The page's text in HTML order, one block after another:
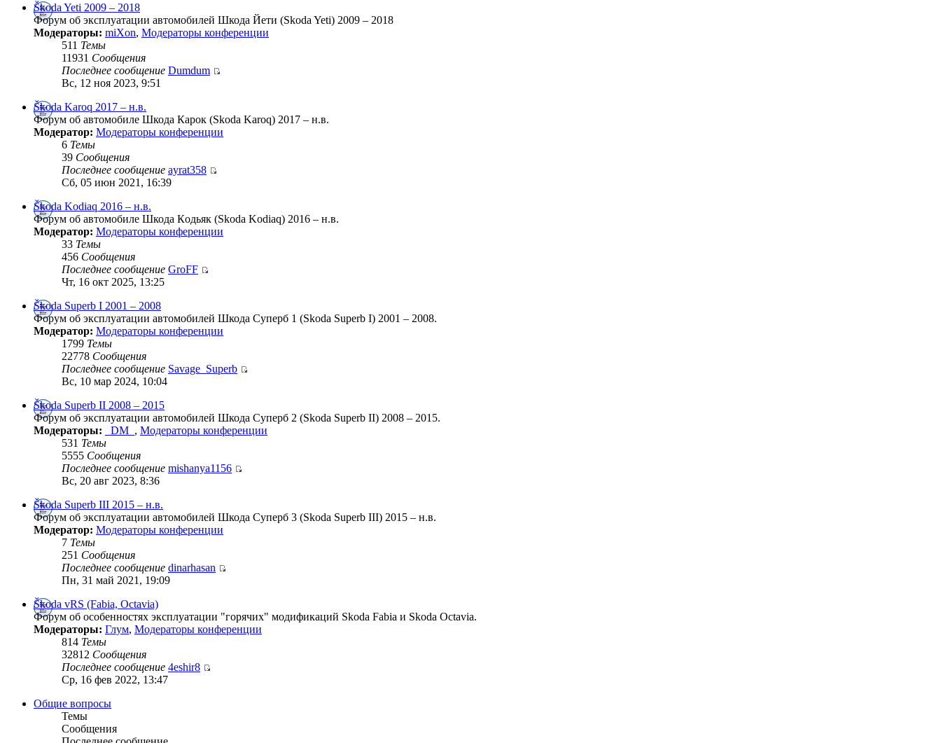
Škoda Yeti 2009 – 2018
Форум об эксплуатации автомобилей Шкода Йети (Skoda Yeti) 2009 – 2018
Модераторы: miXon, Модераторы конференции
511 Темы
11931 Сообщения
Последнее сообщение Dumdum
Вс, 12 ноя 2023, 9:51
Škoda Karoq 2017 – н.в.
Форум об автомобиле Шкода Карок (Skoda Karoq) 2017 – н.в.
Модератор: Модераторы конференции
6 Темы
39 Сообщения
Последнее сообщение ayrat358
Сб, 05 июн 2021, 16:39
Škoda Kodiaq 2016 – н.в.
Форум об автомобиле Шкода Кoдьяк (Skoda Kodiaq) 2016 – н.в.
Модератор: Модераторы конференции
33 Темы
456 Сообщения
Последнее сообщение GroFF
Чт, 16 окт 2025, 13:25
Škoda Superb I 2001 – 2008
Форум об эксплуатации автомобилей Шкода Суперб 1 (Skoda Superb I) 2001 – 2008.
Модератор: Модераторы конференции
1799 Темы
22778 Сообщения
Последнее сообщение Savage_Superb
Вс, 10 мар 2024, 10:04
Škoda Superb II 2008 – 2015
Форум об эксплуатации автомобилей Шкода Суперб 2 (Skoda Superb II) 2008 – 2015.
Модераторы:
_DM_ , Модераторы конференции
531 Темы
5555 Сообщения
Последнее сообщение mishanya1156
Вс, 20 авг 2023, 8:36
Škoda Superb III 2015 – н.в.
Форум об эксплуатации автомобилей Шкода Суперб 3 (Skoda Superb III) 2015 – н.в.
Модератор: Модераторы конференции
7 Темы
251 Сообщения
Последнее сообщение dinarhasan
Пн, 31 май 2021, 19:09
Škoda vRS (Fabia, Octavia)
Форум об особенностях эксплуатации "горячих" модификаций Skoda Fabia и Skoda Octavia.
Модераторы: Глум, Модераторы конференции
814 Темы
32812 Сообщения
Последнее сообщение 4eshir8
Ср, 16 фев 2022, 13:47
Общие вопросы
Темы
Сообщения